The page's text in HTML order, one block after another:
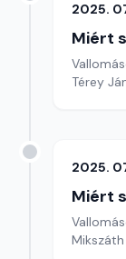
2025.
Miért
Térey
2025.
Miért